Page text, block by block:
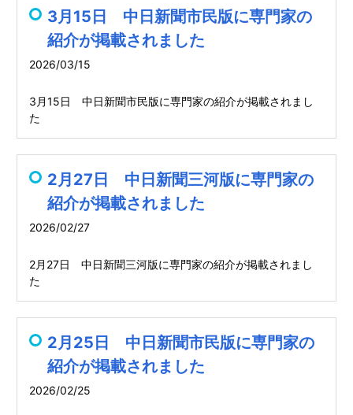
3月15日 中日新聞市民版に専門家の
紹介が掲載されました
2026/03/15
3月15日 中日新聞市民版に専門家の紹介が掲載されまし
た
2月27日 中日新聞三河版に専門家の
紹介が掲載されました
2026/02/27
2月27日 中日新聞三河版に専門家の紹介が掲載されまし
た
2月25日 中日新聞市民版に専門家の
紹介が掲載されました
2026/02/25